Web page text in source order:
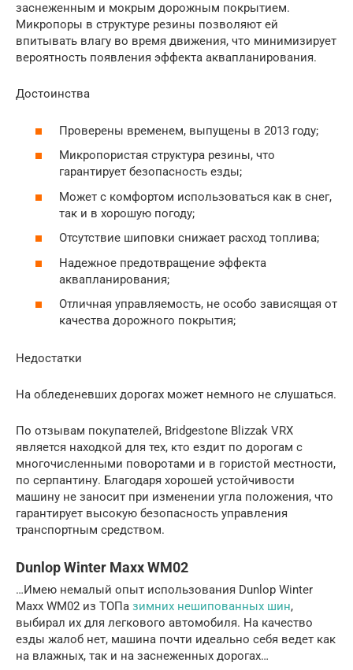
заснеженным и мокрым дорожным покрытием.
Микропоры в структуре резины позволяют ей
впитывать влагу во время движения, что минимизирует
вероятность появления эффекта аквапланирования.
Достоинства
Проверены временем, выпущены в 2013 году;
Микропористая структура резины, что
гарантирует безопасность езды;
Может с комфортом использоваться как в снег,
так и в хорошую погоду;
Отсутствие шиповки снижает расход топлива;
Надежное предотвращение эффекта
аквапланирования;
Отличная управляемость, не особо зависящая от
качества дорожного покрытия;
Недостатки
На обледеневших дорогах может немного не слушаться.
По отзывам покупателей, Bridgestone Blizzak VRX
является находкой для тех, кто ездит по дорогам с
многочисленными поворотами и в гористой местности,
по серпантину. Благодаря хорошей устойчивости
машину не заносит при изменении угла положения, что
гарантирует высокую безопасность управления
транспортным средством.
Dunlop Winter Maxx WM02
…Имею немалый опыт использования Dunlop Winter
Maxx WM02 из ТОПа зимних нешипованных шин,
выбирал их для легкового автомобиля. На качество
езды жалоб нет, машина почти идеально себя ведет как
на влажных, так и на заснеженных дорогах…